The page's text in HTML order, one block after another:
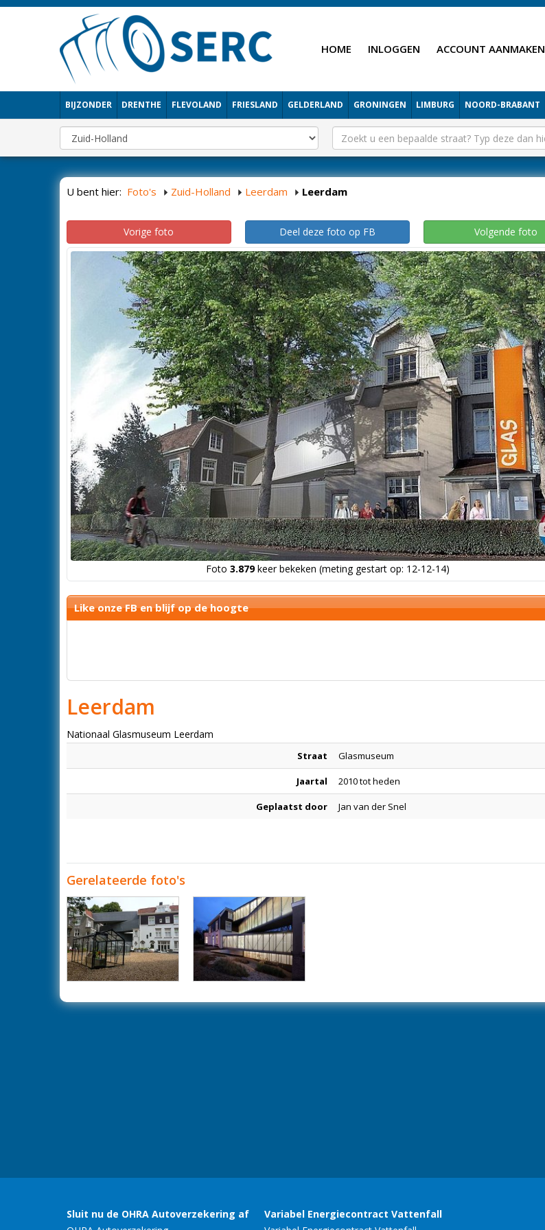
HOME INLOGGEN ACCOUNT AANMAKEN
BIJZONDER DRENTHE FLEVOLAND FRIESLAND GELDERLAND GRONINGEN LIMBURG NOORD-BRABANT
U bent hier: Foto's Zuid-Holland Leerdam Leerdam
Vorige foto Deel deze foto op FB Volgende foto
Foto 3.879keer bekeken (meting gestart op: 12-12-14)
Like onze FB en blijf op de hoogte
Leerdam
Nationaal Glasmuseum Leerdam
Straat Glasmuseum
Jaartal 2010 tot heden
Geplaatst door Jan van der Snel
Gerelateerde foto's